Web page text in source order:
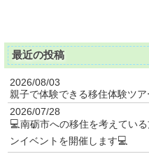
最近の投稿
2026/08/03
親子で体験できる移住体験ツア
2026/07/28
💻南砺市への移住を考えてい
ンイベントを開催します💻